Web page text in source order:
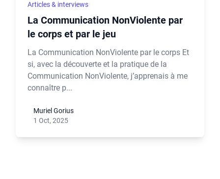
Articles & interviews
La Communication NonViolente par
le corps et par le jeu
La Communication NonViolente par le corps Et
si, avec la découverte et la pratique de la
Communication NonViolente, j’apprenais à me
connaître p...
Muriel Gorius
1 Oct, 2025